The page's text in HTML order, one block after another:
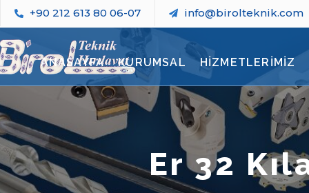
+90 212 613 80 06-07 info@birolteknik.com
ANASAYFA KURUMSAL HİZMETLERİMİZ
Er 32